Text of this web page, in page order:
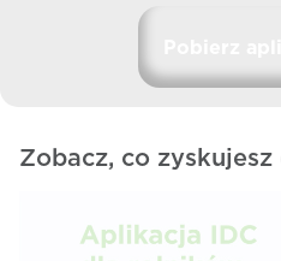
Zobacz, co